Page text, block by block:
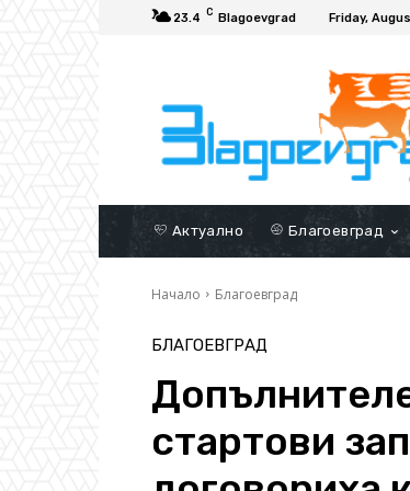
23.4 C Blagoevgrad Friday,
Актуално Благоевград
Начало Благоевград
БЛАГОЕВГРАД
стартови